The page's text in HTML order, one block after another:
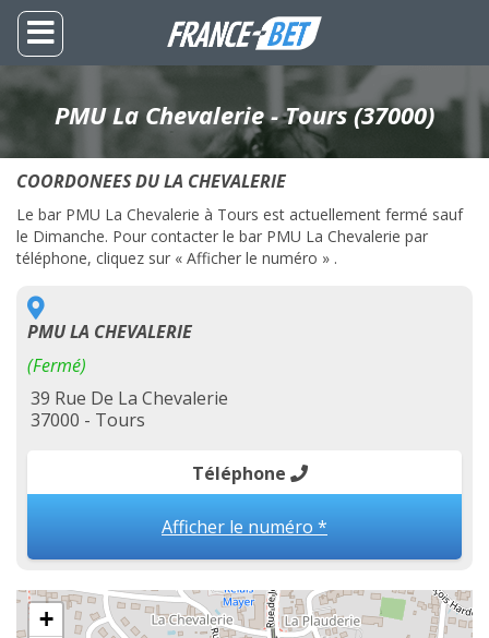
PMU La Chevalerie - Tours (37000)
COORDONEES DU LA CHEVALERIE
Le bar PMU La Chevalerie à Tours est actuellement fermé sauf
le Dimanche. Pour contacter le bar PMU La Chevalerie par
téléphone, cliquez sur « Afficher le numéro » .
PMU LA CHEVALERIE
(Fermé)
39 Rue De La Chevalerie
37000 - Tours
Téléphone
Afficher le numéro *
+